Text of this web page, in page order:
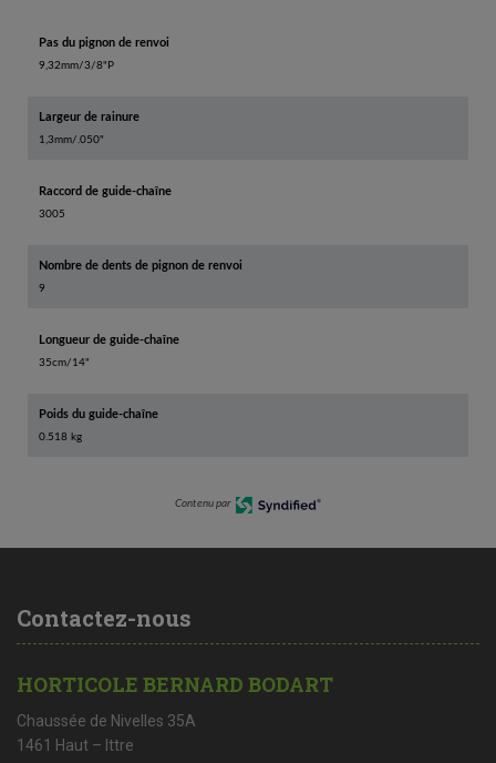
Pas du pignon de renvoi
9,32mm/3/8"P
Largeur de rainure
1,3mm/.050"
Raccord de guide-chaîne
3005
Nombre de dents de pignon de renvoi
9
Longueur de guide-chaîne
35cm/14"
Poids du guide-chaîne
0.518 kg
Contenu par
Contactez-nous
HORTICOLE BERNARD BODART
Chaussée de Nivelles 35A
1461 Haut – Ittre